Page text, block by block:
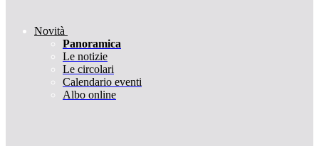
Novità
Panoramica
Le notizie
Le circolari
Calendario eventi
Albo online